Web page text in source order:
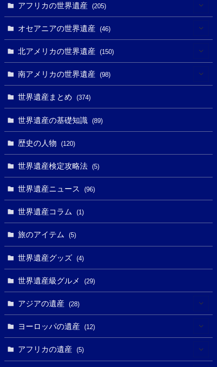
(10)
(10)
(5)
(18)
(3)
(4)
(3)
(1)
(43)
(4)
(2)
(5)
アフリカの世界遺産 (205)
(8)
(1)
(32)
(13)
(2)
(1)
(5)
(2)
オセアニアの世界遺産 (46)
(25)
(6)
(1)
北アメリカの世界遺産 (150)
(31)
(27)
(10)
南アメリカの世界遺産 (98)
(4)
(9)
(3)
(5)
(19)
(8)
世界遺産まとめ (374)
世界遺産の基礎知識 (89)
歴史の人物 (120)
世界遺産検定攻略法 (5)
世界遺産ニュース (96)
世界遺産コラム (1)
旅のアイテム (5)
世界遺産グッズ (4)
世界遺産級グルメ (29)
アジアの遺産 (28)
(1)
ヨーロッパの遺産 (12)
(2)
アフリカの遺産 (5)